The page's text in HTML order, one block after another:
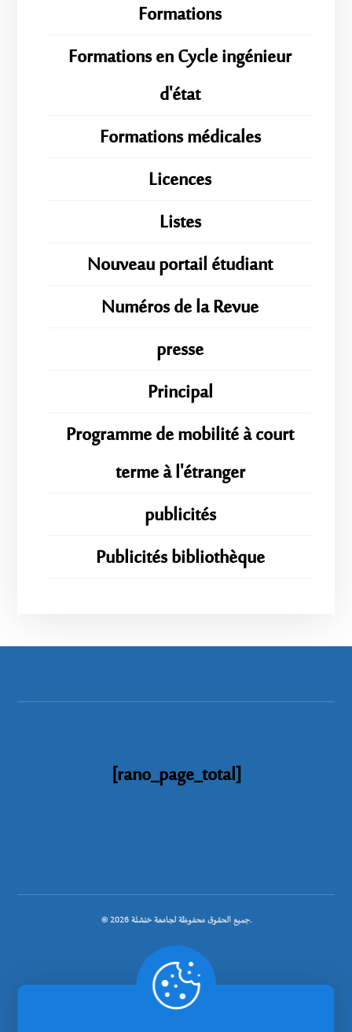
Formations
Formations en Cycle ingénieur
d'état
Formations médicales
Licences
Listes
Nouveau portail étudiant
Numéros de la Revue
presse
Principal
Programme de mobilité à court
terme à l'étranger
publicités
Publicités bibliothèque
[rano_page_total]
© جميع الحقوق محفوظة لجامعة خنشلة 2026.
.